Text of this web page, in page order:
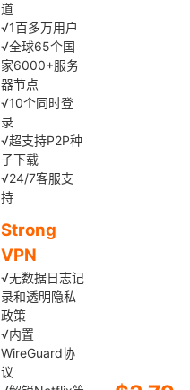
道
√1百多万用户
√全球65个国
家6000+服务
器节点
√10个同时登
录
√超支持P2P种
子下载
√24/7客服支
持
Strong
VPN
√无数据日志记
录和透明隐私
政策
√内置
WireGuard协
议